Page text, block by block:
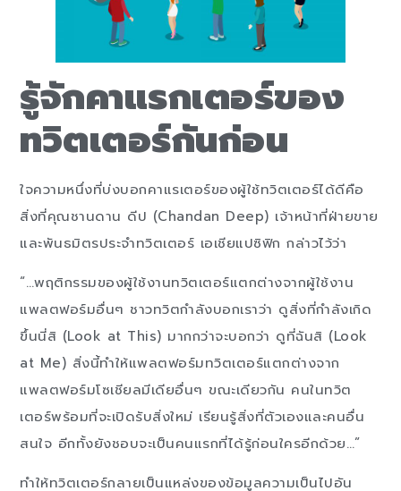
รู้จักคาแรกเตอร์ของ
ทวิตเตอร์กันก่อน
ใจความหนึ่งที่บ่งบอกคาแรเตอร์ของผู้ใช้ทวิตเตอร์ได้ดีคือ
สิ่งที่คุณชานดาน ดีป (Chandan Deep) เจ้าหน้าที่ฝ่ายขาย
และพันธมิตรประจำทวิตเตอร์ เอเชียแปซิฟิก กล่าวไว้ว่า
“…พฤติกรรมของผู้ใช้งานทวิตเตอร์แตกต่างจากผู้ใช้งาน
แพลตฟอร์มอื่นๆ ชาวทวิตกำลังบอกเราว่า ดูสิ่งที่กำลังเกิด
ขึ้นนี่สิ (Look at This) มากกว่าจะบอกว่า ดูที่ฉันสิ (Look
at Me) สิ่งนี้ทำให้แพลตฟอร์มทวิตเตอร์แตกต่างจาก
แพลตฟอร์มโซเชียลมีเดียอื่นๆ ขณะเดียวกัน คนในทวิต
เตอร์พร้อมที่จะเปิดรับสิ่งใหม่ เรียนรู้สิ่งที่ตัวเองและคนอื่น
สนใจ อีกทั้งยังชอบจะเป็นคนแรกที่ได้รู้ก่อนใครอีกด้วย…”
ทำให้ทวิตเตอร์กลายเป็นแหล่งของข้อมูลความเป็นไปอัน